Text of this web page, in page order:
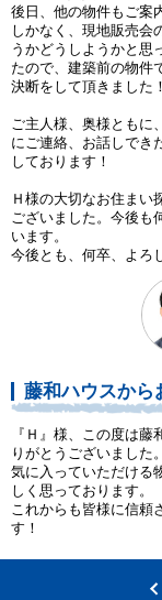
後日、他の物件もご案
しかなく、現地販売会
うかどうしようかと思
たので、建築前の物件
決断をして頂きました！
ご主人様、奥様ともに
にご連絡、お話しでき
しております！
Ｈ様の大切なお住まい
ございました。今後も
います。
今後とも、何卒、よろ
藤和ハウスから
『Ｈ』様、この度は
りがとうございました。
気に入っていただける
しく思っております。
これからも皆様に信頼
す！